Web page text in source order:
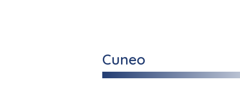
Cuneo